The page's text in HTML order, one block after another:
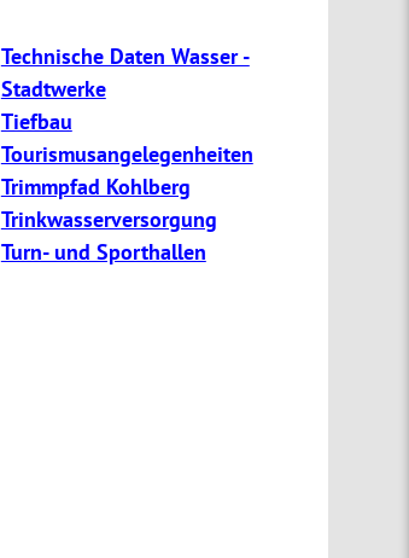
Technische Daten Wasser -
Stadtwerke
Tiefbau
Tourismusangelegenheiten
Trimmpfad Kohlberg
Trinkwasserversorgung
Turn- und Sporthallen